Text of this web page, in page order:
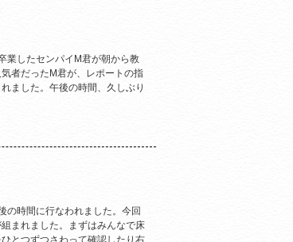
業したセンパイM君が朝から教
者だったM君が、レポートの指
ました。午後の時間、久しぶり
の時間に行なわれました。今回
まれました。まずはみんなで床
とつずつさわって確認したり右